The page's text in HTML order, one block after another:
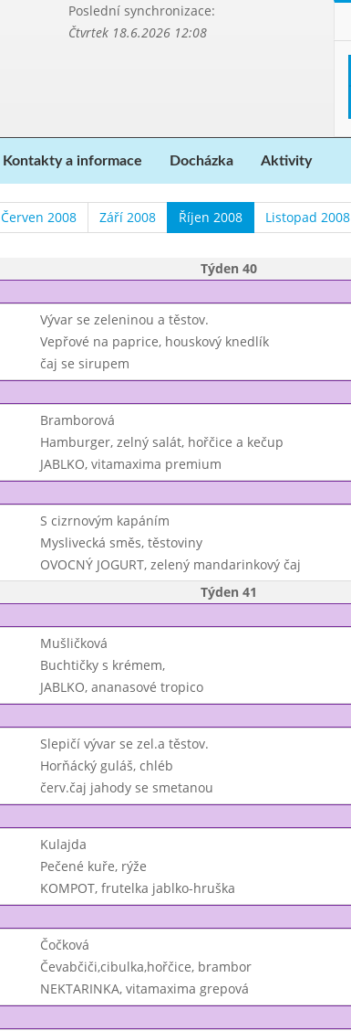
Poslední synchronizace:
Čtvrtek 18.6.2026 12:08
Kontakty a informace Docházka Aktivity
Červen 2008 Září 2008 Říjen 2008 Listopad 2008
Týden 40
Vývar se zeleninou a těstov.
Vepřové na paprice, houskový knedlík
čaj se sirupem
Bramborová
Hamburger, zelný salát, hořčice a kečup
JABLKO, vitamaxima premium
S cizrnovým kapáním
Myslivecká směs, těstoviny
OVOCNÝ JOGURT, zelený mandarinkový čaj
Týden 41
Mušličková
Buchtičky s krémem,
JABLKO, ananasové tropico
Slepičí vývar se zel.a těstov.
Horňácký guláš, chléb
červ.čaj jahody se smetanou
Kulajda
Pečené kuře, rýže
KOMPOT, frutelka jablko-hruška
Čočková
Čevabčiči,cibulka,hořčice, brambor
NEKTARINKA, vitamaxima grepová